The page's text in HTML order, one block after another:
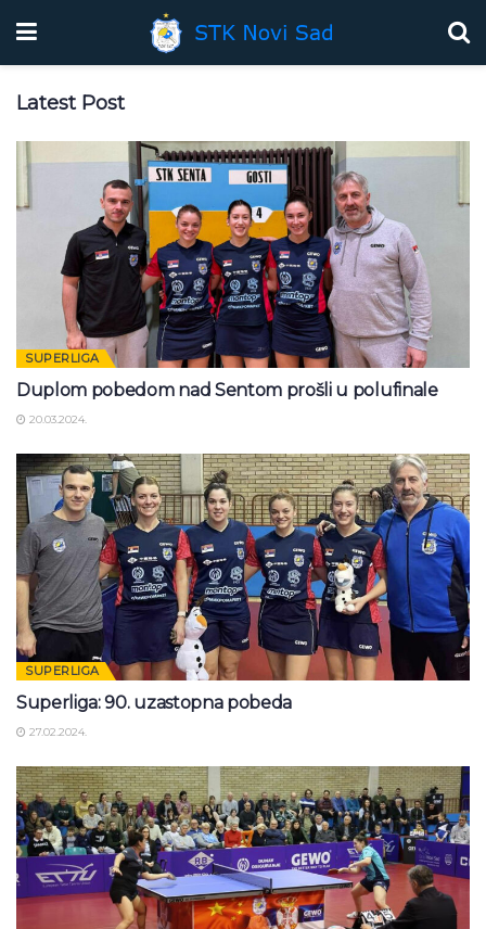
Latest Post
SUPERLIGA
Duplom pobedom nad Sentom prošli u polufinale
20.03.2024.
SUPERLIGA
Superliga: 90. uzastopna pobeda
27.02.2024.